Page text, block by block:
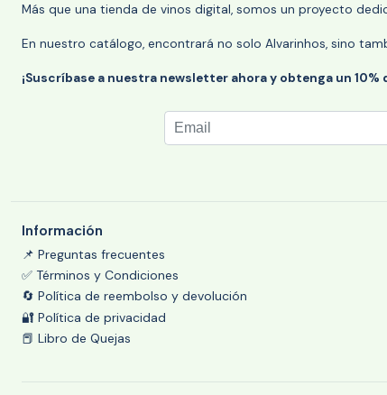
Más que una tienda de vinos digital, somos un proyecto
En nuestro catálogo, encontrará no solo Alvarinhos, sino
¡Suscríbase a nuestra newsletter ahora y obtenga un
Información
📌 Preguntas frecuentes
✅ Términos y Condiciones
🔄 Política de reembolso y devolución
🔐 Política de privacidad
📕 Libro de Quejas